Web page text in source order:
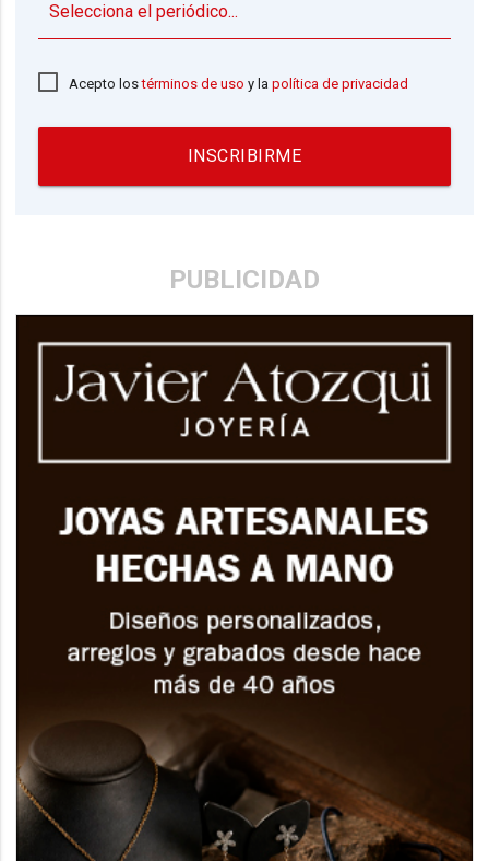
Acepto lostérminos de uso y lapolítica de privacidad
INSCRIBIRME
PUBLICIDAD